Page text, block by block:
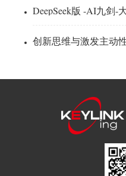
DeepSeek版 -AI九剑-
创新思维与激发主动